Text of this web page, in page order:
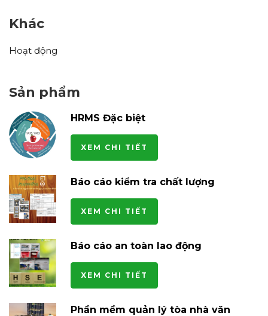
Khác
Hoạt động
Sản phẩm
HRMS Đặc biệt
XEM CHI TIẾT
Báo cáo kiểm tra chất lượng
XEM CHI TIẾT
Báo cáo an toàn lao động
XEM CHI TIẾT
Phần mềm quản lý tòa nhà văn